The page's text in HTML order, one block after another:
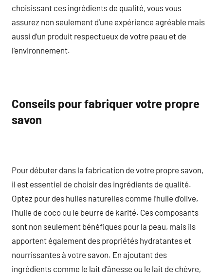
choisissant ces ingrédients de qualité, vous vous
assurez non seulement d’une expérience agréable mais
aussi d’un produit respectueux de votre peau et de
l’environnement.
Conseils pour fabriquer votre propre
savon
Pour débuter dans la fabrication de votre propre savon,
il est essentiel de choisir des ingrédients de qualité.
Optez pour des huiles naturelles comme l’huile d’olive,
l’huile de coco ou le beurre de karité. Ces composants
sont non seulement bénéfiques pour la peau, mais ils
apportent également des propriétés hydratantes et
nourrissantes à votre savon. En ajoutant des
ingrédients comme le lait d’ânesse ou le lait de chèvre,